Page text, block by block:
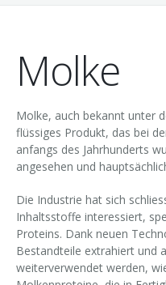
Sole
Aussenreinigung
Molke
Molke, auch bekannt unter
flüssiges Produkt, das bei
anfangs des Jahrhunderts
angesehen und
Die Industrie hat sich
Inhaltsstoffe interessiert,
Proteins. Dank neuen
Bestandteile extrahiert und
weiterverwendet werden,